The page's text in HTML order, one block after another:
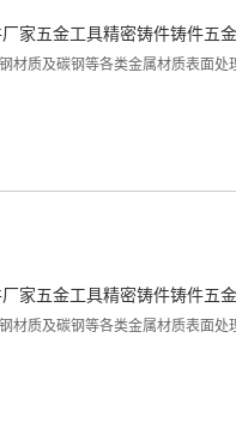
家五金工具精密铸件铸件五金
材质及碳钢等各类金属材质表面处
家五金工具精密铸件铸件五金
材质及碳钢等各类金属材质表面处